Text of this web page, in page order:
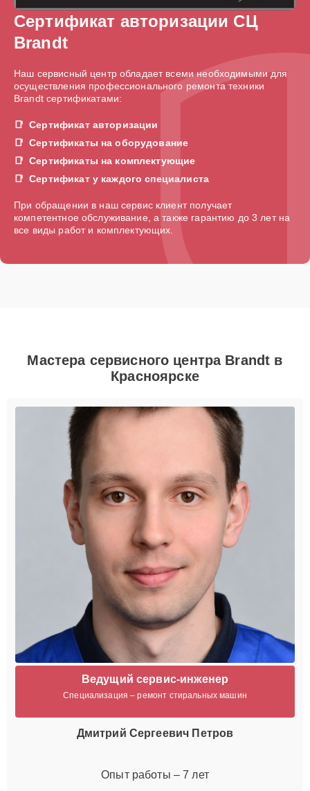
Сертификат авторизации СЦ
Brandt
Наш сервисный центр обладает всеми необходимыми для
осуществления профессионального ремонта техники
Brandt сертификатами:
Сертификат авторизации
Сертификаты на оборудование
Сертификаты на комплектующие
Сертификат у каждого специалиста
При обращении в наш сервис клиент получает
компетентное обслуживание, а также гарантию до 3 лет на
все виды работ и комплектующих.
Мастера сервисного центра Brandt в
Красноярске
Ведущий сервис-инженер
Специализация – ремонт стиральных машин
Дмитрий Сергеевич Петров
Опыт работы – 7 лет